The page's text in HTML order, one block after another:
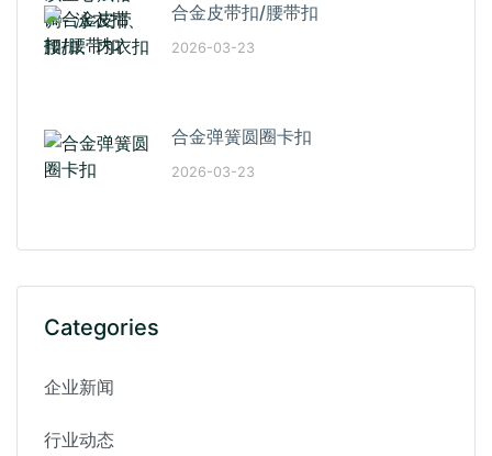
合金皮带扣/腰带扣
2026-03-23
合金弹簧圆圈卡扣
2026-03-23
Categories
企业新闻
行业动态